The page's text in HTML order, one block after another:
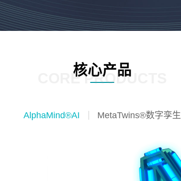
核心产品
CORE PRODUCTS
AlphaMind®AI MetaTwins®数字孪生